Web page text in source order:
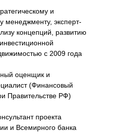
и
менеджменту, эксперт-
концепций, развитию
с 2009 года
оценщик и
(Финансовый
Правительстве РФ)
проекта
и Всемирного банка